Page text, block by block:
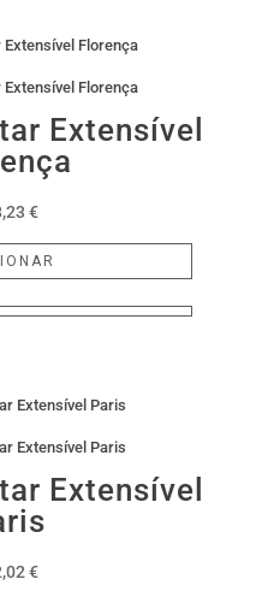
Extensível
€
Extensível
€